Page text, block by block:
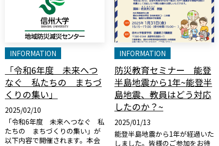
INFORMATION
「令和6年度 未来へつ
なぐ 私たちの まちづ
くりの集い」
2025/02/10
「令和6年度 未来へつなぐ 私
たちの まちづくりの集い」が
以下内容で開催されます。本会
INFORMATION
防災教育セミナー 能登
半島地震から1年~能登半
島地震、教員はどう対応
したのか？~
2025/01/13
能登半島地震から1年が経過いた
しました。皆様のご参加をお待